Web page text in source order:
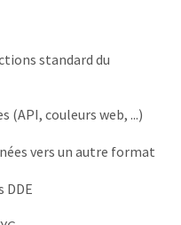
(POO)
de Dominique
démarrer. Par Maxime
procédurale
standard du
(API, couleurs web, ...)
vers un autre format
DDE